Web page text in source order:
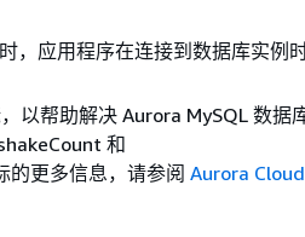
，应用程序在连接到数据库实例
以帮助解决 Aurora MySQL 数据
和
的更多信息，请参阅 Aurora